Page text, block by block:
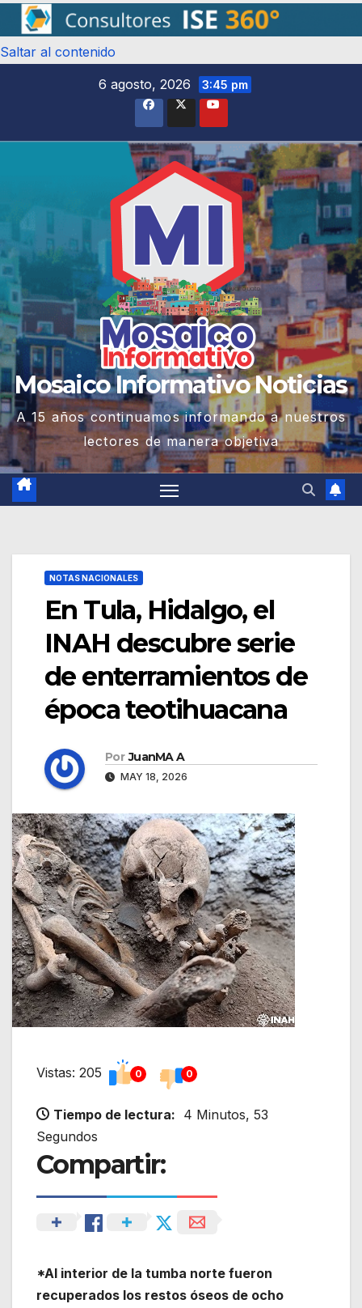
Saltar al contenido
6 agosto, 2026
3:45 pm
Mosaico Informativo Noticias
A 15 años continuamos informando a nuestros
lectores de manera objetiva
NOTAS NACIONALES
En Tula, Hidalgo, el
INAH descubre serie
de enterramientos de
época teotihuacana
Por JuanMA A
MAY 18, 2026
Vistas: 205 0 0
Tiempo de lectura: 4 Minutos, 53
Segundos
Compartir:
*Al interior de la tumba norte fueron
recuperados los restos óseos de ocho